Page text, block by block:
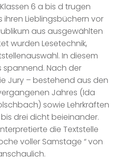
6 a bis d trugen
Lieblingsbüchern vor
aus ausgewählten
wurden Lesetechnik,
In diesem
spannend. Nach der
Jury – bestehend aus den
Jahres (Ida
sowie Lehrkräften
drei dicht beieinander.
die Textstelle
voller Samstage “ von